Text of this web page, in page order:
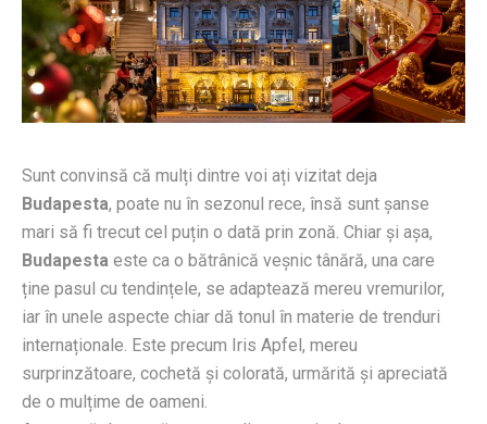
Sunt convinsă că mulți dintre voi ați vizitat deja
Budapesta, poate nu în sezonul rece, însă sunt șanse
mari să fi trecut cel puțin o dată prin zonă. Chiar și așa,
Budapesta este ca o bătrânică veșnic tânără, una care
ține pasul cu tendințele, se adaptează mereu vremurilor,
iar în unele aspecte chiar dă tonul în materie de trenduri
internaționale. Este precum Iris Apfel, mereu
surprinzătoare, cochetă și colorată, urmărită și apreciată
de o mulțime de oameni.